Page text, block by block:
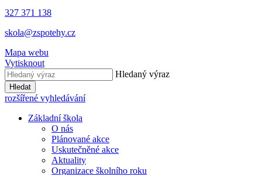
327 371 138
skola@zspotehy.cz
Mapa webu
Vytisknout
Hledaný výraz
Hledat
rozšířené vyhledávání
Základní škola
O nás
Plánované akce
Uskutečněné akce
Aktuality
Organizace školního roku